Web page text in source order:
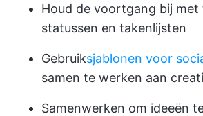
Houd de voortgang bij
statussen en takenlijsten
Gebruiksjablonen voor
samen te werken aan
Samenwerken om ideeën